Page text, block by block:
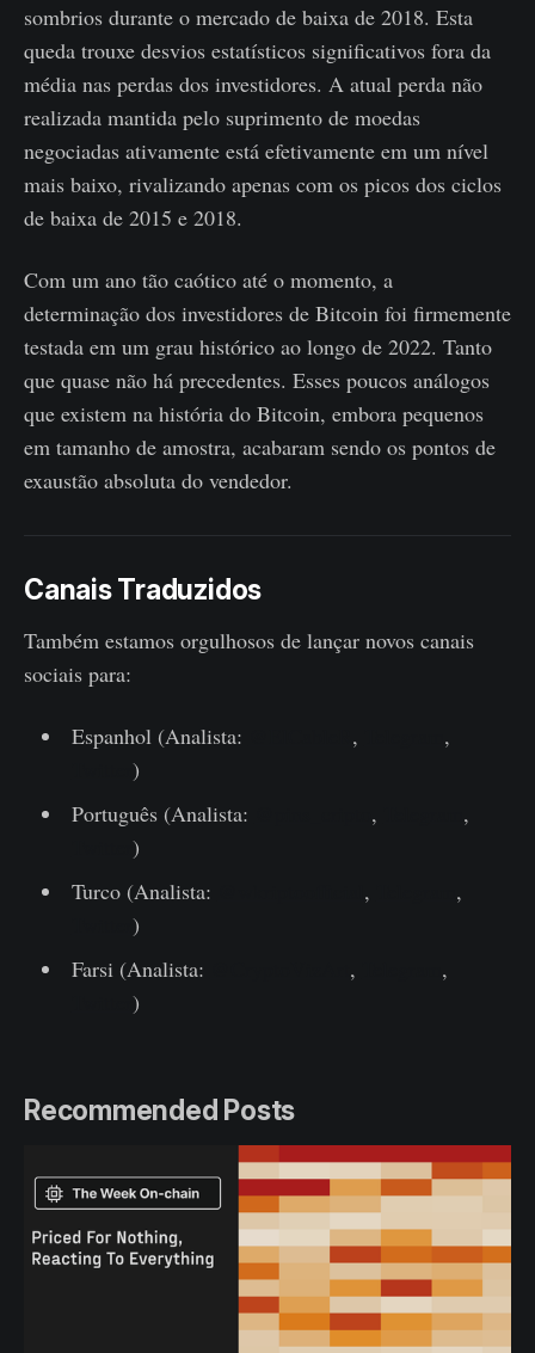
sombrios durante o mercado de baixa de 2018. Esta
queda trouxe desvios estatísticos significativos fora da
média nas perdas dos investidores. A atual perda não
realizada mantida pelo suprimento de moedas
negociadas ativamente está efetivamente em um nível
mais baixo, rivalizando apenas com os picos dos ciclos
de baixa de 2015 e 2018.
Com um ano tão caótico até o momento, a
determinação dos investidores de Bitcoin foi firmemente
testada em um grau histórico ao longo de 2022. Tanto
que quase não há precedentes. Esses poucos análogos
que existem na história do Bitcoin, embora pequenos
em tamanho de amostra, acabaram sendo os pontos de
exaustão absoluta do vendedor.
Canais Traduzidos
Também estamos orgulhosos de lançar novos canais
sociais para:
Espanhol (Analista: ,
,
)
Português (Analista:
,
,
)
Turco (Analista:
,
,
)
Farsi (Analista:
,
,
)
Recommended Posts